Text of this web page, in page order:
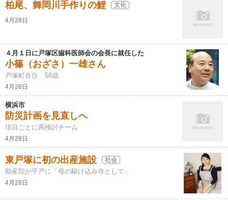
柏尾、舞岡川手作りの鯉 文化
4月28日
４月１日に戸塚区歯科医師会の会長に就任した
小篠（おざさ）一雄さん
戸塚町在住 58歳
4月28日
横浜市
防災計画を見直しへ
項目ごとに再検討チーム
4月28日
東戸塚に初の出産施設 社会
助産院が平戸に「母の駆け込み寺として」
4月28日